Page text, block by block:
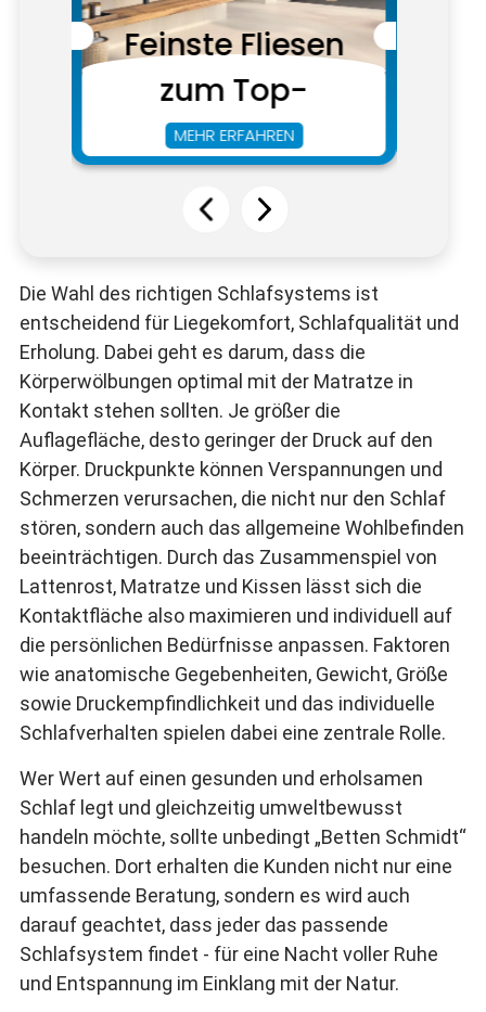
Die Wahl des richtigen Schlafsystems ist
entscheidend für Liegekomfort, Schlafqualität und
Erholung. Dabei geht es darum, dass die
Körperwölbungen optimal mit der Matratze in
Kontakt stehen sollten. Je größer die
Auflagefläche, desto geringer der Druck auf den
Körper. Druckpunkte können Verspannungen und
Schmerzen verursachen, die nicht nur den Schlaf
stören, sondern auch das allgemeine Wohlbefinden
beeinträchtigen. Durch das Zusammenspiel von
Lattenrost, Matratze und Kissen lässt sich die
Kontaktfläche also maximieren und individuell auf
die persönlichen Bedürfnisse anpassen. Faktoren
wie anatomische Gegebenheiten, Gewicht, Größe
sowie Druckempfindlichkeit und das individuelle
Schlafverhalten spielen dabei eine zentrale Rolle.
Wer Wert auf einen gesunden und erholsamen
Schlaf legt und gleichzeitig umweltbewusst
handeln möchte, sollte unbedingt „Betten Schmidt“
besuchen. Dort erhalten die Kunden nicht nur eine
umfassende Beratung, sondern es wird auch
darauf geachtet, dass jeder das passende
Schlafsystem findet - für eine Nacht voller Ruhe
und Entspannung im Einklang mit der Natur.